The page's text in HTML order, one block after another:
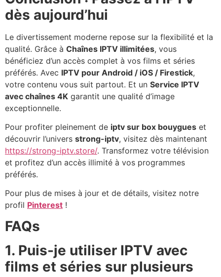
dès aujourd’hui
Le divertissement moderne repose sur la flexibilité et la
qualité. Grâce à Chaînes IPTV illimitées, vous
bénéficiez d’un accès complet à vos films et séries
préférés. Avec IPTV pour Android / iOS / Firestick,
votre contenu vous suit partout. Et un Service IPTV
avec chaînes 4K garantit une qualité d’image
exceptionnelle.
Pour profiter pleinement de iptv sur box bouygues et
découvrir l’univers strong-iptv, visitez dès maintenant
https://strong-iptv.store/. Transformez votre télévision
et profitez d’un accès illimité à vos programmes
préférés.
Pour plus de mises à jour et de détails, visitez notre
profil Pinterest !
FAQs
1. Puis-je utiliser IPTV avec
films et séries sur plusieurs